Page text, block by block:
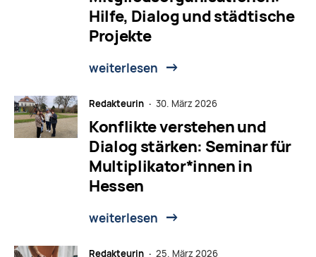
Hilfe, Dialog und städtische
Projekte
weiterlesen
Redakteurin · 30. März 2026
Konflikte verstehen und
Dialog stärken: Seminar für
Multiplikator*innen in
Hessen
weiterlesen
Redakteurin · 25. März 2026